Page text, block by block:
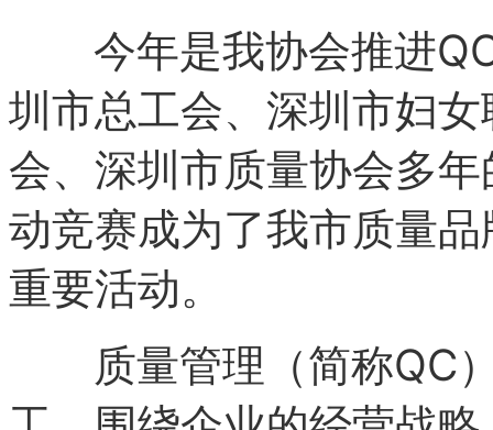
今年是我协会推进QC
圳市总工会、深圳市妇
会、深圳市质量协会多
动竞赛成为了我市质量
重要活动。
质量管理（简称QC）